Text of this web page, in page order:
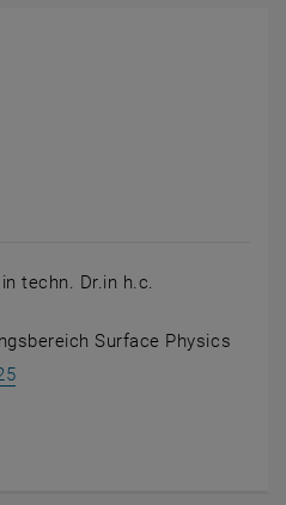
techn. Dr.in h.c.
Surface Physics
Ulrike Diebold anrufen
auf der Karte anzeigen ,